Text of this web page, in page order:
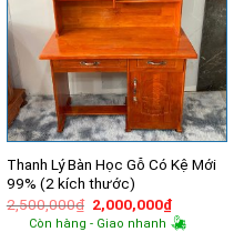
Thanh Lý Bàn Học Gỗ Có Kệ Mới
99% (2 kích thước)
2,500,000₫ Giá
gốc
là:
2,000,000₫Giá
hiện
tại
Còn hàng - Giao nhanh